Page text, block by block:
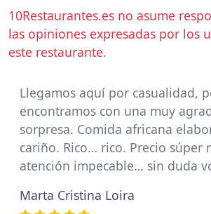
10Restaurantes.es no asume
las opiniones expresadas por los
este restaurante.
Llegamos aquí por casualidad,
encontramos con una muy
sorpresa. Comida africana
cariño. Rico… rico. Precio súper
atención impecable… sin duda
Marta Cristina Loira